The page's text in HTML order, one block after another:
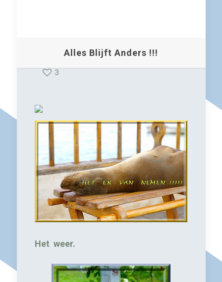
Alles Blijft Anders !!!
3
Het weer.